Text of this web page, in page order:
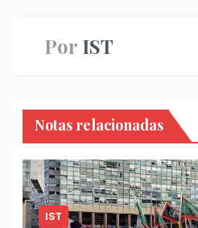
Por IST
Notas relacionadas
IST